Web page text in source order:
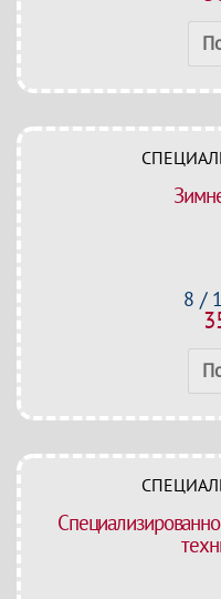
8 /